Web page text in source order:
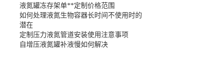
液氮罐冻存架单**定制价格范围
如何处理液氮生物容器长时间不使用时的
潜在
定制压力液氮管道安装使用注意事项
自增压液氮罐补液慢如何解决